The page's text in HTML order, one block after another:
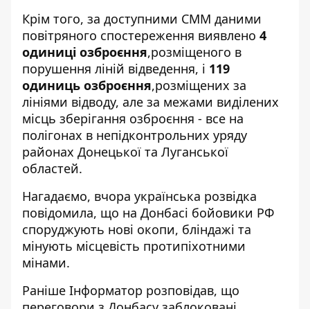
Крім того, за доступними СММ даними
повітряного спостереження виявлено 4
одиниці озброєння,розміщеного в
порушення ліній відведення, і 119
одиниць озброєння,розміщених за
лініями відводу, але за межами виділених
місць зберігання озброєння - все на
полігонах в непідконтрольних уряду
районах Донецької та Луганської
областей.
Нагадаємо, вчора українська розвідка
повідомила, що на Донбасі бойовики РФ
споруджують нові окопи, бліндажі та
мінують місцевість протипіхотними
мінами.
Раніше Інформатор розповідав, що